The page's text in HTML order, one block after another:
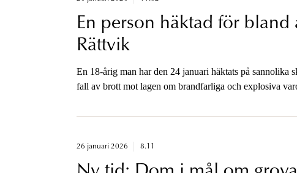
En person häktad för
Rättvik
En 18-årig man har den 24 januari häktats på
fall av brott mot lagen om brandfarliga och explosiva
26 januari 2026 8.11